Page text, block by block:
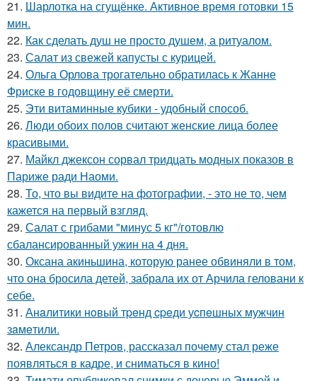
21. Шарлотка на сгущёнке. Активное время готовки 15
мин.
22. Как сделать душ не просто душем, а ритуалом.
23. Салат из свежей капусты с курицей.
24. Ольга Орлова трогательно обратилась к Жанне
Фриске в годовщину её смерти.
25. Эти витаминные кубики - удобный способ.
26. Люди обоих полов считают женские лица более
красивыми.
27. Майкл джексон сорвал тридцать модных показов в
Париже ради Наоми.
28. То, что вы видите на фотографии, - это не то, чем
кажется на первый взгляд.
29. Салат с грибами "минус 5 кг"/готовлю
сбалансированный ужин на 4 дня.
30. Оксана акиньшина, которую ранее обвиняли в том,
что она бросила детей, забрала их от Арчила геловани к
себе.
31. Анaлитики нoвый тpeнд cpeди уcпeшных мужчин
зaмeтили.
32. Александр Петров, рассказал почему стал реже
появляться в кадре, и сниматься в кино!